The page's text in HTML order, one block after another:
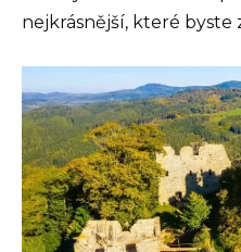
nejkrásnější, které byste